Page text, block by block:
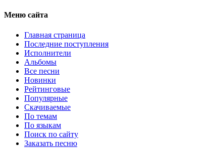
Меню сайта
Главная страница
Последние поступления
Исполнители
Альбомы
Все песни
Новинки
Рейтинговые
Популярные
Скачиваемые
По темам
По языкам
Поиск по сайту
Заказать песню